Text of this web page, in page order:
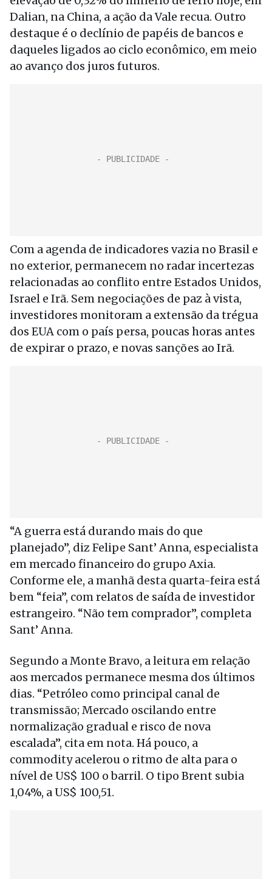
Dalian, na China, a ação da Vale recua. Outro
destaque é o declínio de papéis de bancos e
daqueles ligados ao ciclo econômico, em meio
ao avanço dos juros futuros.
Com a agenda de indicadores vazia no Brasil e
no exterior, permanecem no radar incertezas
relacionadas ao conflito entre Estados Unidos,
Israel e Irã. Sem negociações de paz à vista,
investidores monitoram a extensão da trégua
dos EUA com o país persa, poucas horas antes
de expirar o prazo, e novas sanções ao Irã.
“A guerra está durando mais do que
planejado”, diz Felipe Sant’ Anna, especialista
em mercado financeiro do grupo Axia.
Conforme ele, a manhã desta quarta-feira está
bem “feia”, com relatos de saída de investidor
estrangeiro. “Não tem comprador”, completa
Sant’ Anna.
Segundo a Monte Bravo, a leitura em relação
aos mercados permanece mesma dos últimos
dias. “Petróleo como principal canal de
transmissão; Mercado oscilando entre
normalização gradual e risco de nova
escalada”, cita em nota. Há pouco, a
commodity acelerou o ritmo de alta para o
nível de US$ 100 o barril. O tipo Brent subia
1,04%, a US$ 100,51.